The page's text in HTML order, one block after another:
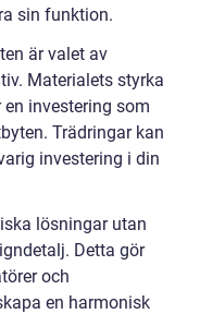
sin funktion.
är valet av
Materialets styrka
investering som
Trädringar kan
investering i din
lösningar utan
Detta gör
och
en harmonisk